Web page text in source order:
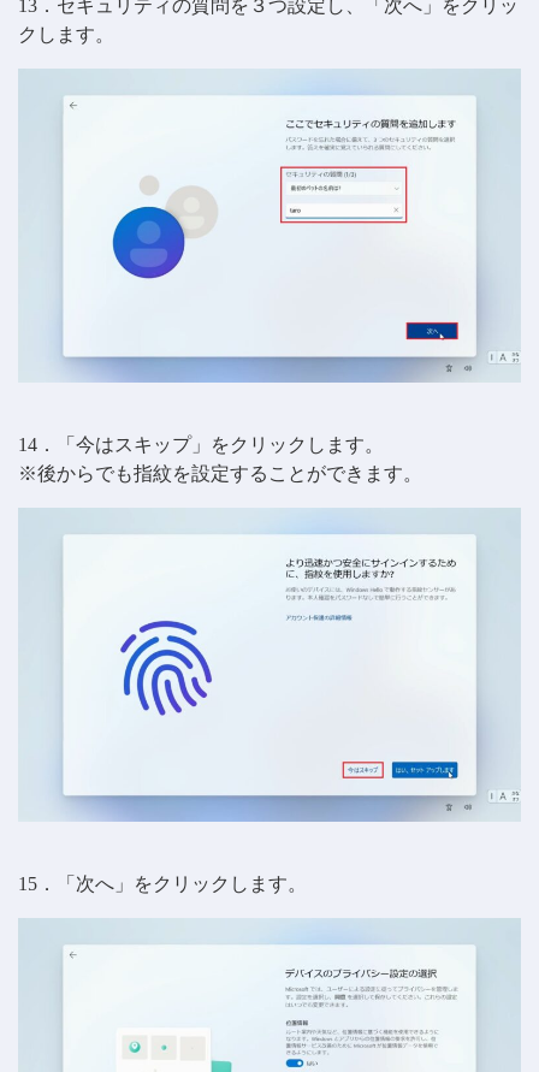
13．セキュリティの質問を３つ設定し、「次へ」をクリッ
クします。
14．「今はスキップ」をクリックします。
※後からでも指紋を設定することができます。
15．「次へ」をクリックします。